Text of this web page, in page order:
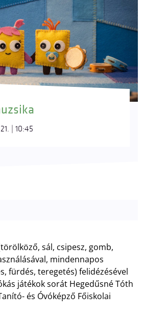
| 10:45
sál, csipesz, gomb,
mindennapos
fürdés, teregetés) felidézésével
játékok sorát Hegedűsné Tóth
és Óvóképző Főiskolai